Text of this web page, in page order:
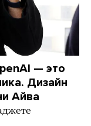
— это
Дизайн
Айва